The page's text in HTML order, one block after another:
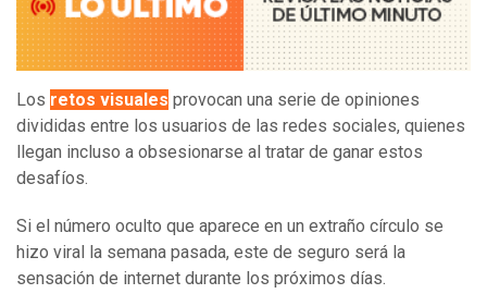
Los retos visuales provocan una serie de opiniones
divididas entre los usuarios de las redes sociales, quienes
llegan incluso a obsesionarse al tratar de ganar estos
desafíos.
Si el número oculto que aparece en un extraño círculo se
hizo viral la semana pasada, este de seguro será la
sensación de internet durante los próximos días.